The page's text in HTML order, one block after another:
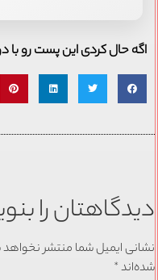
اگه حال کردی این پست رو با
دیدگاهتان را
نشانی ایمیل شما منتشر
شده‌اند*